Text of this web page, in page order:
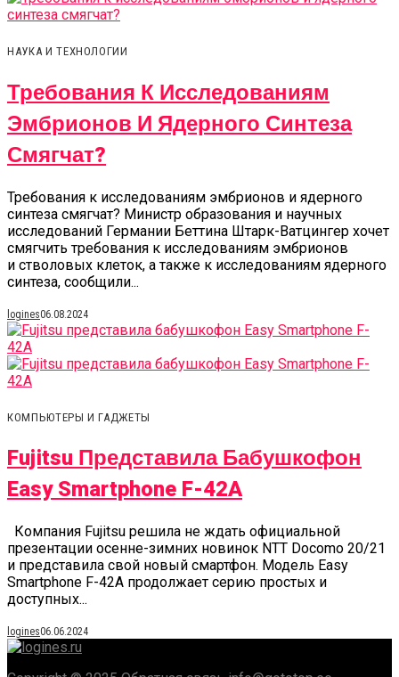
НАУКА И ТЕХНОЛОГИИ
Требования К Исследованиям
Эмбрионов И Ядерного Синтеза
Смягчат?
Требования к исследованиям эмбрионов и ядерного
синтеза смягчат? Министр образования и научных
исследований Германии Беттина Штарк-Ватцингер хочет
смягчить требования к исследованиям эмбрионов
и стволовых клеток, а также к исследованиям ядерного
синтеза, сообщили...
logines06.08.2024
КОМПЬЮТЕРЫ И ГАДЖЕТЫ
Fujitsu Представила Бабушкофон
Easy Smartphone F-42A
Компания Fujitsu решила не ждать официальной
презентации осенне-зимних новинок NTT Docomo 20/21
и представила свой новый смартфон. Модель Easy
Smartphone F-42A продолжает серию простых и
доступных...
logines06.06.2024